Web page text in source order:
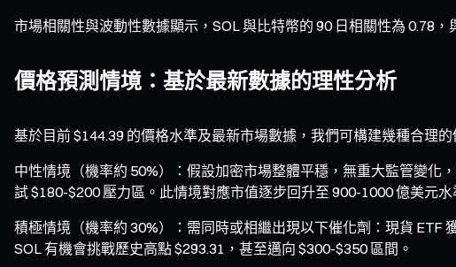
市場相關性與波動性數據顯示，SOL 與比特幣的 90 日相關性為 0.78
價格預測情境：基於最新數據的理性分析
基於目前 $144.39 的價格水準及最新市場數據，我們可構建幾種合理的
中性情境（機率約 50%）：假設加密市場整體平穩，無重大監管變化
試 $180-$200 壓力區。此情境對應市值逐步回升至 900-1000 億美元水
積極情境（機率約 30%）：需同時或相繼出現以下催化劑：現貨 ETF
SOL 有機會挑戰歷史高點 $293.31，甚至邁向 $300-$350 區間。